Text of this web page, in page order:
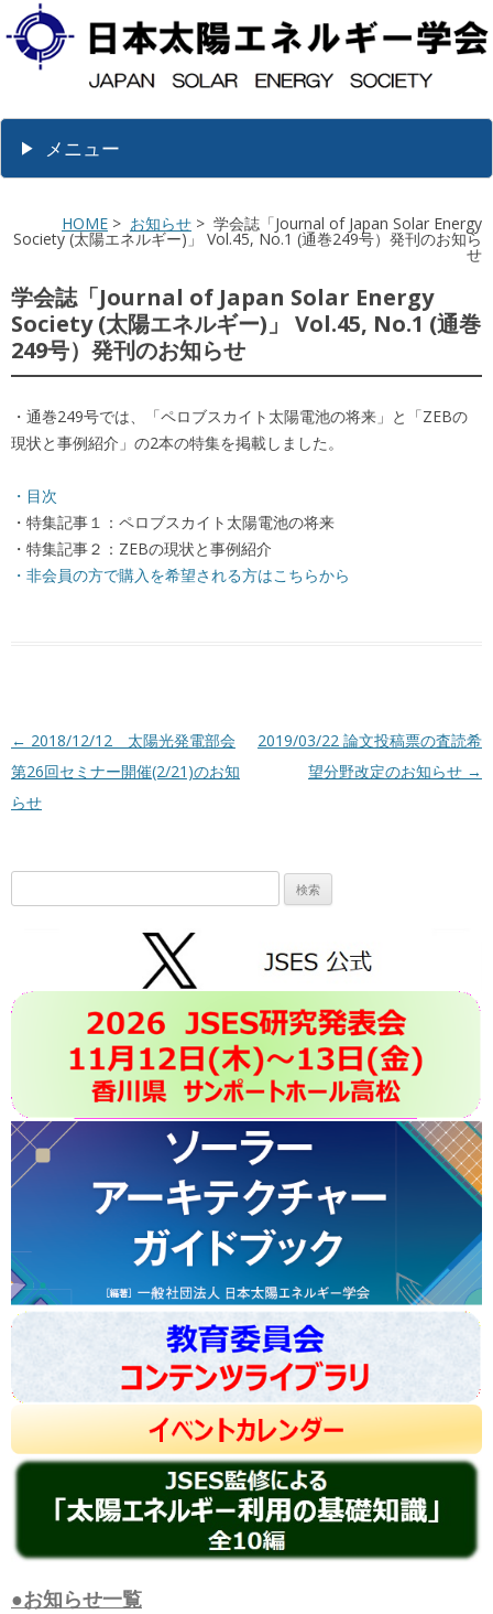
メニュー
HOME > お知らせ > 学会誌「Journal of Japan Solar Energy
Society (太陽エネルギー)」 Vol.45, No.1 (通巻249号）発刊のお知ら
せ
学会誌「Journal of Japan Solar Energy
Society (太陽エネルギー)」 Vol.45, No.1 (通巻
249号）発刊のお知らせ
・通巻249号では、「ペロブスカイト太陽電池の将来」と「ZEBの
現状と事例紹介」の2本の特集を掲載しました。
・目次
・特集記事１：ペロブスカイト太陽電池の将来
・特集記事２：ZEBの現状と事例紹介
・非会員の方で購入を希望される方はこちらから
投稿ナビゲーション
← 2018/12/12 太陽光発電部会
第26回セミナー開催(2/21)のお知
らせ
2019/03/22 論文投稿票の査読希
望分野改定のお知らせ →
索:
●お知らせ一覧